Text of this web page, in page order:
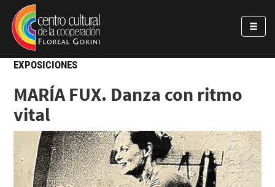
Pasar al contenido principal
Jump to main content
EXPOSICIONES
MARÍA FUX. Danza con ritmo
vital